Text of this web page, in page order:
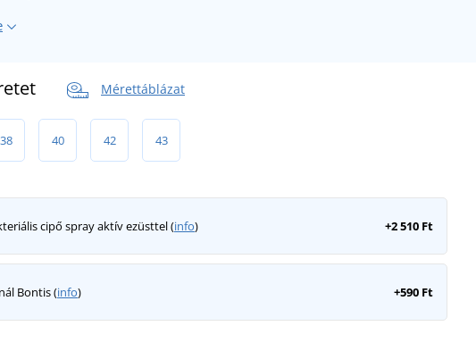
Mérettáblázat
38 40 42 43
cipő spray aktív ezüsttel (info) +2 510 Ft
Bontis (info) +590 Ft